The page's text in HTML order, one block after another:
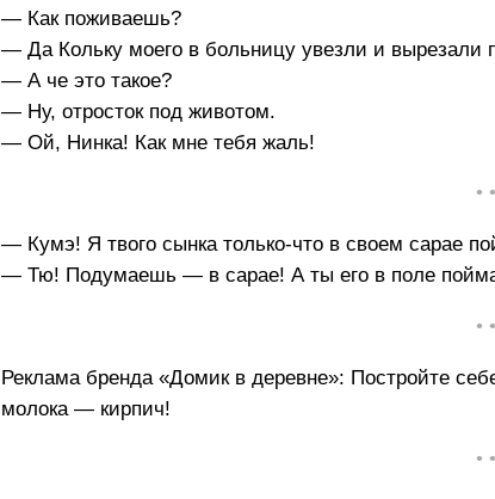
— Как поживаешь?
— Да Кольку моего в больницу увезли и вырезали
— А че это такое?
— Ну, отросток под животом.
— Ой, Нинка! Как мне тебя жаль!
•
— Кумэ! Я твого сынка только-что в своем сарае
— Тю! Подумаешь — в сарае! А ты его в поле
•
Реклама бренда «Домик в деревне»: Постройте
молока — кирпич!
•